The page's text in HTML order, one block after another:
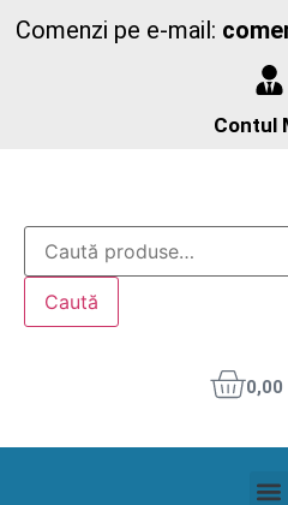
Comenzi pe e-mail:
Contul
Caută
0,00